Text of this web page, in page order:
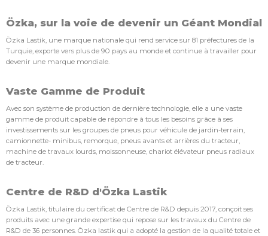
Özka, sur la voie de devenir un Géant Mondial
Özka Lastik, une marque nationale qui rend service sur 81 préfectures de la
Turquie, exporte vers plus de 90 pays au monde et continue à travailler pour
devenir une marque mondiale.
Vaste Gamme de Produit
Avec son système de production de dernière technologie, elle a une vaste
gamme de produit capable de répondre à tous les besoins grâce à ses
investissements sur les groupes de pneus pour véhicule de jardin-terrain,
camionnette- minibus, remorque, pneus avants et arrières du tracteur,
machine de travaux lourds, moissonneuse, chariot élévateur pneus radiaux
de tracteur.
Centre de R&D d'Özka Lastik
Özka Lastik, titulaire du certificat de Centre de R&D depuis 2017, conçoit ses
produits avec une grande expertise qui repose sur les travaux du Centre de
R&D de 36 personnes. Özka lastik qui a adopté la gestion de la qualité totale et